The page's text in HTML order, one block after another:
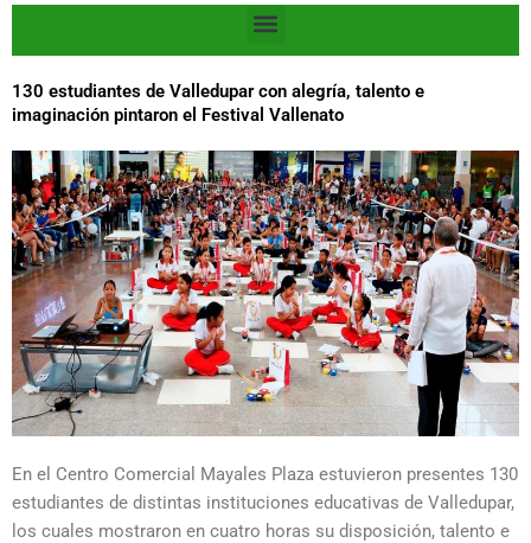
Menu
130 estudiantes de Valledupar con alegría, talento e
imaginación pintaron el Festival Vallenato
En el Centro Comercial Mayales Plaza estuvieron presentes 130
estudiantes de distintas instituciones educativas de Valledupar,
los cuales mostraron en cuatro horas su disposición, talento e